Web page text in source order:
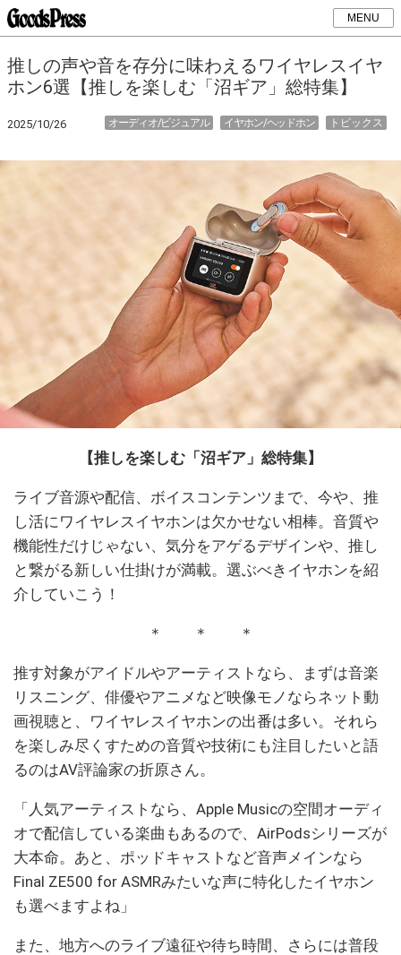
MENU
推しの声や音を存分に味わえるワイヤレスイヤ
ホン6選【推しを楽しむ「沼ギア」総特集】
2025/10/26 トピックス
イヤホン/ヘッドホン
オーディオ/ビジュアル
【推しを楽しむ「沼ギア」総特集】
ライブ音源や配信、ボイスコンテンツまで、今や、推
し活にワイヤレスイヤホンは欠かせない相棒。音質や
機能性だけじゃない、気分をアゲるデザインや、推し
と繋がる新しい仕掛けが満載。選ぶべきイヤホンを紹
介していこう！
＊ ＊ ＊
推す対象がアイドルやアーティストなら、まずは音楽
リスニング、俳優やアニメなど映像モノならネット動
画視聴と、ワイヤレスイヤホンの出番は多い。それら
を楽しみ尽くすための音質や技術にも注目したいと語
るのはAV評論家の折原さん。
「人気アーティストなら、Apple Musicの空間オーディ
オで配信している楽曲もあるので、AirPodsシリーズが
大本命。あと、ポッドキャストなど音声メインなら
Final ZE500 for ASMRみたいな声に特化したイヤホン
も選べますよね」
また、地方へのライブ遠征や待ち時間、さらには普段